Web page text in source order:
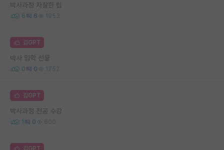
박사과정 자잘한 팁
6 6 1953
김GPT
박사 입학 선물
0 0 1752
김GPT
박사과정 전공 수강
1 0 600
김GPT